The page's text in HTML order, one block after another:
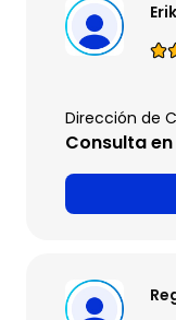
Dirección de
Consulta